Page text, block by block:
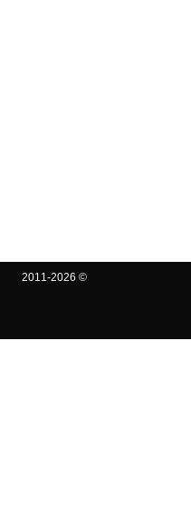
2011-2026 ©